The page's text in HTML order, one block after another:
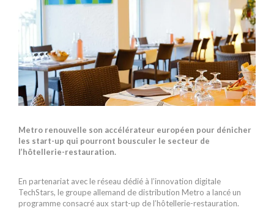
Metro renouvelle son accélérateur européen pour dénicher
les start-up qui pourront bousculer le secteur de
l’hôtellerie-restauration.
En partenariat avec le réseau dédié à l’innovation digitale
TechStars, le groupe allemand de distribution Metro a lancé un
programme consacré aux start-up de l’hôtellerie-restauration.